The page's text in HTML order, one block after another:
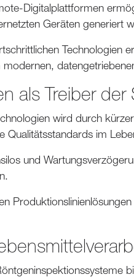
Digitalplattformen
Geräten generiert
Technologien
modernen,
als Treiber
wird durch
Qualitätsstandards im
und